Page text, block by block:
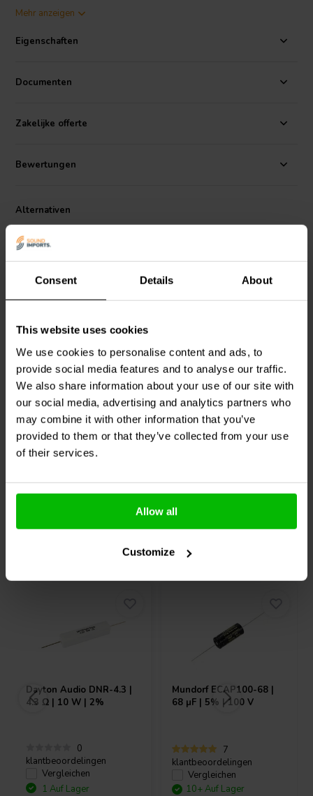
Consent Details About
This website uses cookies
We use cookies to personalise content and ads, to
provide social media features and to analyse our traffic.
We also share information about your use of our site with
our social media, advertising and analytics partners who
may combine it with other information that you’ve
provided to them or that they’ve collected from your use
of their services.
Allow all
Customize
nach der Finite-Elemente-Analyse entwickelten Aufhängungssystem
eine Gummisicke enthält. Der Motor enthält einen Aluminium-
sowohl einen erweiterten Frequenzgang als auch reduzierte
Verzerrungen ermöglicht. Die Langhub-Schwingspule sorgt für ein
erforderlich ist. Die Konushälse sind belüftet, um
Luftkompressionseffekte bei hohen Auslenkungen zu reduzieren. Der
für den Motor und eine zusätzliche Belüftung unter der
Zentrierspinne, um Luftkompressionseffekte zu reduzieren. Die
und akustisches Erlebnis.
Mehr anzeigen
Eigenschaften
Documenten
Zakelijke offerte
Bewertungen
Alternativen
5¼" | 8 Ω
Peerless by Tymphany
HDS-P830991
Tiefmitteltöner
1
klantbeoordelingen
Vergleichen
10+ Auf Lager
Peerless by Tymphany
HDS-P830860
Tiefmitteltöner
7
klantbeoordelingen
Vergleichen
Andere Kunden kauften auch
Dayton Audio DNR-4.3 |
4.3 Ω | 10 W | 2%
0
klantbeoordelingen
Vergleichen
1 Auf Lager
Mundorf ECAP100-68 |
68 µF | 5% | 100 V
7
klantbeoordelingen
Vergleichen
10+ Auf Lager